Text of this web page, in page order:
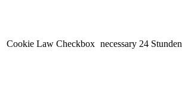
Cookie Law Checkbox necessary 24 Stunden